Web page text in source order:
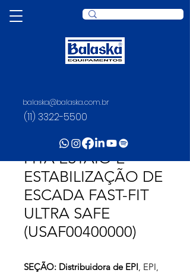
balaska@balaska.com.br
(11) 3322-5500
SKU: 21 0287
FITA ESTAIO E
ESTABILIZAÇÃO DE
ESCADA FAST-FIT
ULTRA SAFE
(USAF00400000)
SEÇÃO: Distribuidora de EPI, EPI,